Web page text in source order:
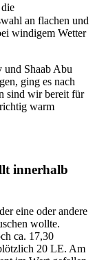
an flachen und
windigem Wetter
und Shaab Abu
ging es nach
sind wir bereit für
warm
innerhalb
eine oder andere
wollte.
ca. 17,30
20 LE. Am